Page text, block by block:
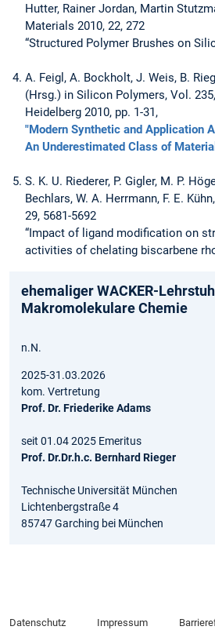
Hutter, Rainer Jordan, Martin
Materials 2010, 22, 272
“Structured Polymer Brushes on
A. Feigl, A. Bockholt, J. Weis, B.
(Hrsg.) in Silicon Polymers, Vol.
Heidelberg 2010, pp. 1-31,
"Modern Synthetic and Application
An Underestimated Class of
S. K. U. Riederer, P. Gigler, M. P.
Bechlars, W. A. Herrmann, F. E.
29, 5681-5692
“Impact of ligand modification on
activities of chelating biscarbene
ehemaliger WACKER-
Makromolekulare Chemie
n.N.
2025-31.03.2026
kom. Vertretung
Prof. Dr. Friederike Adams
seit 01.04 2025 Emeritus
Prof. Dr.Dr.h.c. Bernhard Rieger
Technische Universität München
Lichtenbergstraße 4
85747 Garching bei München
Datenschutz Impressum